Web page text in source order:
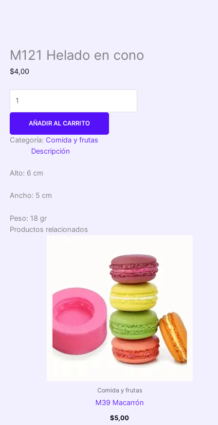
M121 Helado en cono
$4,00
AÑADIR AL CARRITO
Categoría: Comida y frutas
Descripción
Alto: 6 cm
Ancho: 5 cm
Peso: 18 gr
Productos relacionados
Comida y frutas
M39 Macarrón
$5,00